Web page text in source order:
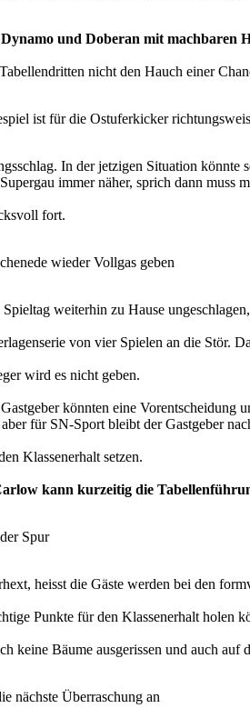
und Doberan mit machbaren
nicht den Hauch einer
ist für die Ostuferkicker
In der jetzigen Situation
immer näher, sprich dann muss
fort.
wieder Vollgas geben
weiterhin zu Hause
von vier Spielen an die Stör.
wird es nicht geben.
könnten eine
für SN-Sport bleibt der Gastgeber
Klassenerhalt setzen.
kann kurzeitig die
Spur
heisst die Gäste werden bei den
Punkte für den Klassenerhalt holen
keine Bäume ausgerissen und auch
nächste Überraschung an